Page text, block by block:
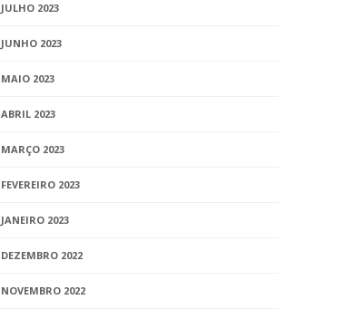
JULHO 2023
JUNHO 2023
MAIO 2023
ABRIL 2023
MARÇO 2023
FEVEREIRO 2023
JANEIRO 2023
DEZEMBRO 2022
NOVEMBRO 2022